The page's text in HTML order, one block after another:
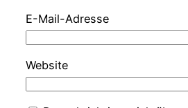
E-Mail-Adresse
Website